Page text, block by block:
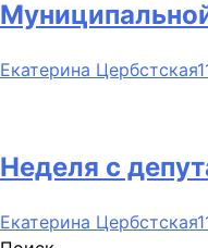
Екатерина Цербстская
Неделя с
Екатерина Цербстская